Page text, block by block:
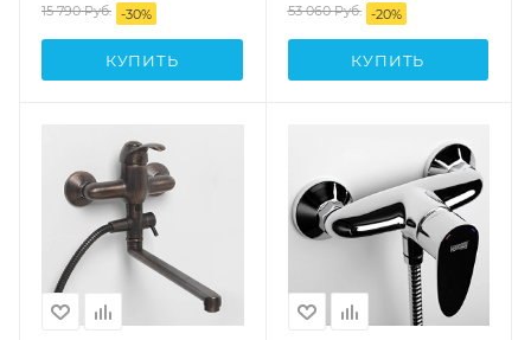
15 790Руб. -30%
КУПИТЬ
53 060Руб. -20%
КУПИТЬ